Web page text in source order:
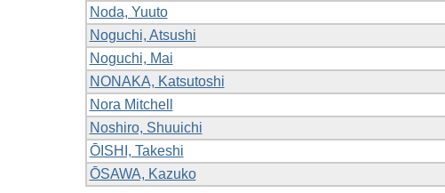
Noda, Yuuto
Noguchi, Atsushi
Noguchi, Mai
NONAKA, Katsutoshi
Nora Mitchell
Noshiro, Shuuichi
ŌISHI, Takeshi
ŌSAWA, Kazuko